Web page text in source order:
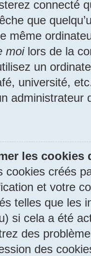
connecté
que
même
moilors de la
un
université,
les cookies
cookies créés
et votre
telles que les
si cela a été
des
des